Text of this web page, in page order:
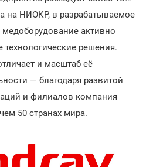
на НИОКР, в разрабатываемое
активно
решения.
и масштаб её
— благодаря развитой
и филиалов компания
50 странах мира.